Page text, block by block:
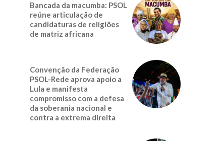
Bancada da macumba: PSOL
reúne articulação de
candidaturas de religiões
de matriz africana
Convenção da Federação
PSOL-Rede aprova apoio a
Lula e manifesta
compromisso com a defesa
da soberania nacional e
contra a extrema direita